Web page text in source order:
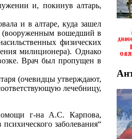
и, покинув алтарь,
и в алтаре, куда зашел
(вооруженным вошедший в
физических
милиционера). Однако
Врач был пропущен в
(очевидцы утверждают,
лечебницу,
г-на А.С. Карпова,
заболевания“